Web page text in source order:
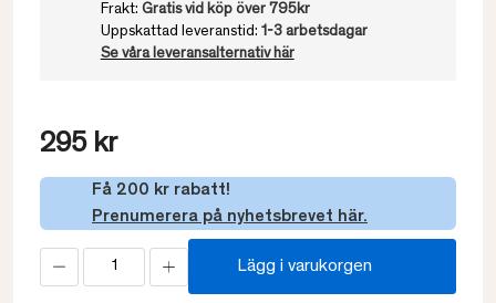
Frakt: Gratis vid köp över 795kr
Uppskattad leveranstid: 1-3 arbetsdagar
Se våra leveransalternativ här
295 kr
Få 200 kr rabatt!
Prenumerera på nyhetsbrevet här.
Lägg i varukorgen